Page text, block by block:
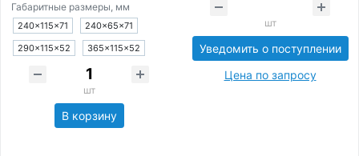
Габаритные размеры, мм
240×115×71
240×65×71
290×115×52
365×115×52
шт
В корзину
шт
Уведомить о поступлении
Цена по запросу